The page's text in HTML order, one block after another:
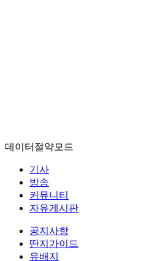
데이터절약모드
기사
방송
커뮤니티
자유게시판
공지사항
딴지가이드
유배지